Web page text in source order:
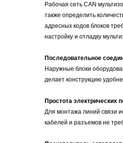
Рабочая сеть CAN
также определить
адресных кодов блоков
настройку и отладку
Последовательное
Наружные блоки
делает конструкцию
Простота электрических
Для монтажа линий связи
кабелей и разъемов не